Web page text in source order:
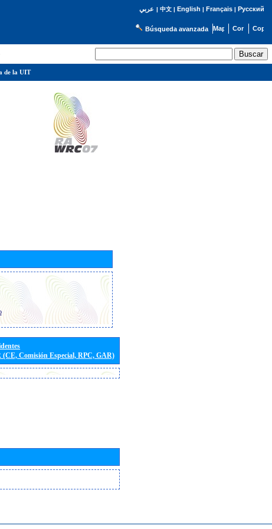
عربي | 中文| English | Français| Русский
Búsqueda avanzada
Comisión Especial, RPC, GAR)
de la UIT